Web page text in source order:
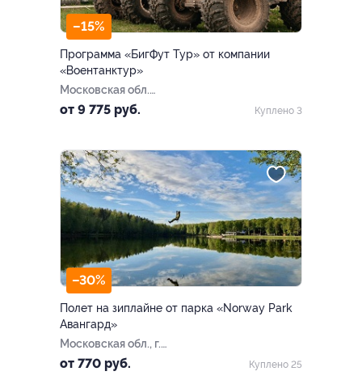
–15%
Программа «БигФут Тур» от компании
«Воентанктур»
Московская обл.
Можайский р-н, 108 км
от 9 775 руб. Куплено 3
–30%
Полет на зиплайне от парка «Norway Park
Авангард»
Московская обл., г.
Электросталь, парк
от 770 руб. Куплено 25